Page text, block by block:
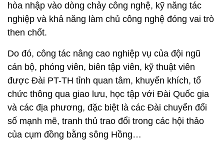
hòa nhập vào dòng chảy công nghệ, kỹ năng tác
nghiệp và khả năng làm chủ công nghệ đóng vai trò
then chốt.
Do đó, công tác nâng cao nghiệp vụ của đội ngũ
cán bộ, phóng viên, biên tập viên, kỹ thuật viên
được Đài PT-TH tỉnh quan tâm, khuyến khích, tổ
chức thông qua giao lưu, học tập với Đài Quốc gia
và các địa phương, đặc biệt là các Đài chuyển đổi
số mạnh mẽ, tranh thủ trao đổi trong các hội thảo
của cụm đồng bằng sông Hồng…